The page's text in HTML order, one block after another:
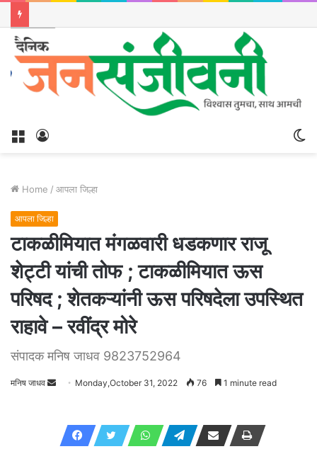
Menu
Home / आपला जिल्हा
आपला जिल्हा
टाकळीमियात मंगळवारी धडकणार राजू
शेट्टी यांची तोफ ; टाकळीमियात ऊस
परिषद ; शेतकऱ्यांनी ऊस परिषदेला उपस्थित
राहावे – रवींद्र मोरे
संपादक मनिष जाधव 9823752964
मनिष जाधव
SendMonday,October 31, 2022 76 1 minute read